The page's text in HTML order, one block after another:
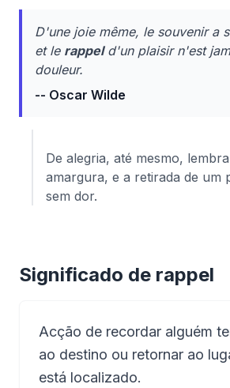
D'une joie même, le souvenir a
et le rappeld'un plaisir n'est
douleur.
-- Oscar Wilde
De alegria, até mesmo,
amargura, e a retirada de um
sem dor.
Significado de rappel
Acção de recordar alguém
ao destino ou retornar ao
está localizado.